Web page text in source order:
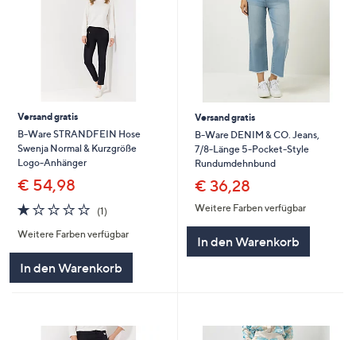
Versand gratis
B-Ware STRANDFEIN Hose
Swenja Normal & Kurzgröße
Logo-Anhänger
€ 54,98
1.0
von
5
(1)
Weitere Farben verfügbar
In den Warenkorb
Versand gratis
B-Ware DENIM & CO. Jeans,
7/8-Länge 5-Pocket-Style
Rundumdehnbund
€ 36,28
Weitere Farben verfügbar
In den Warenkorb